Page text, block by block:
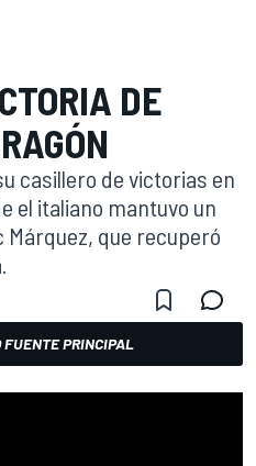
DE
casillero de victorias en
el italiano mantuvo un
Márquez, que recuperó
FUENTE PRINCIPAL